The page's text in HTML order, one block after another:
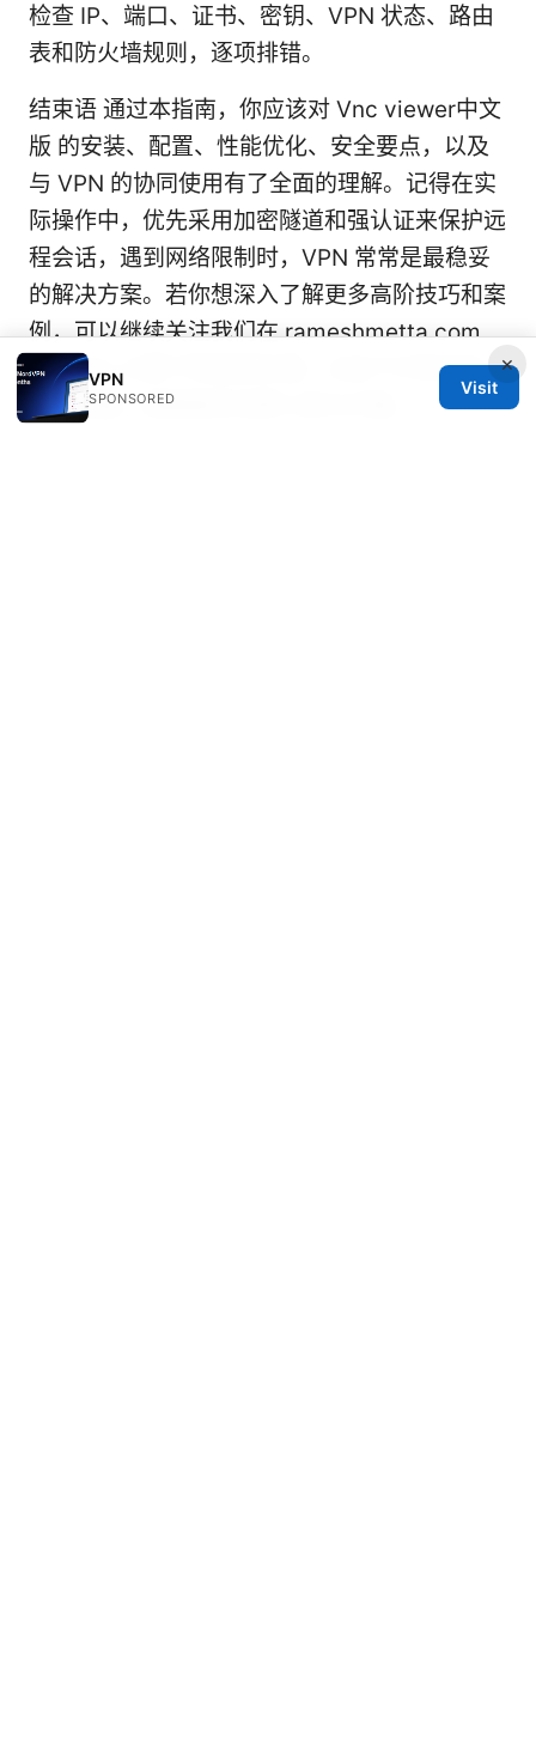
检查 IP、端口、证书、密钥、VPN 状态、路由
表和防火墙规则，逐项排错。
结束语 通过本指南，你应该对 Vnc viewer中文
版 的安装、配置、性能优化、安全要点，以及
与 VPN 的协同使用有了全面的理解。记得在实
际操作中，优先采用加密隧道和强认证来保护远
程会话，遇到网络限制时，VPN 常常是最稳妥
的解决方案。若你想深入了解更多高阶技巧和案
例，可以继续关注我们在 rameshmetta.com
的 VPNs 分类下的后续文章。点击下方安全的
合作资源，探索更多优质工具与方案。
×
VPN
SPONSORED
Visit